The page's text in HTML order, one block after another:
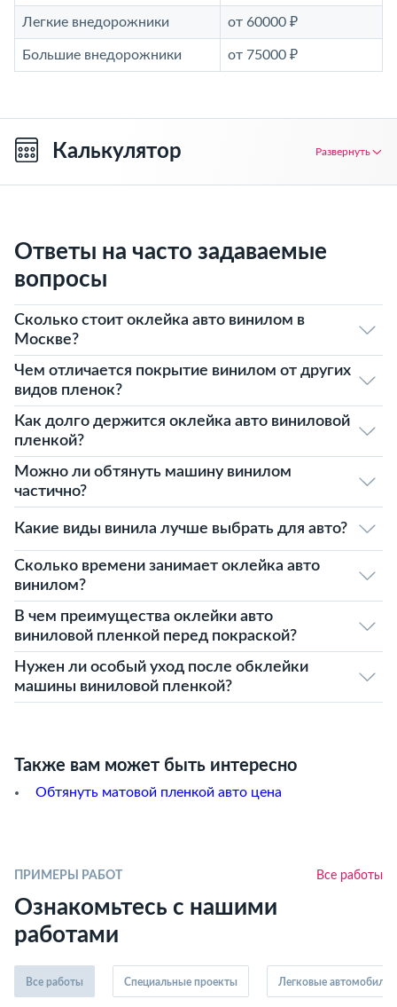
Легкие внедорожники от 60000 ₽
Большие внедорожники от 75000 ₽
Калькулятор Развернуть
Ответы на часто задаваемые
вопросы
Сколько стоит оклейка авто винилом в
Москве?
Чем отличается покрытие винилом от других
видов пленок?
Как долго держится оклейка авто виниловой
пленкой?
Можно ли обтянуть машину винилом
частично?
Какие виды винила лучше выбрать для авто?
Сколько времени занимает оклейка авто
винилом?
В чем преимущества оклейки авто
виниловой пленкой перед покраской?
Нужен ли особый уход после обклейки
машины виниловой пленкой?
Также вам может быть интересно
Обтянуть матовой пленкой авто цена
ПРИМЕРЫ РАБОТ Все работы
Ознакомьтесь с нашими
работами
Все работы Специальные проекты Легковые автомобили